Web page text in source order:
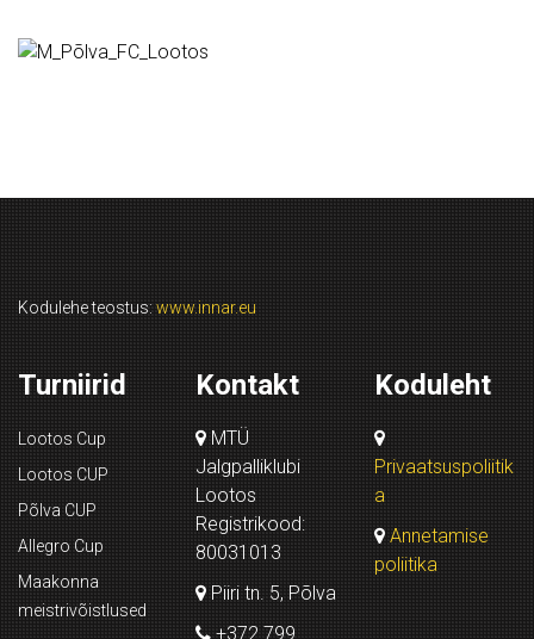
Kodulehe teostus: www.innar.eu
Turniirid
Lootos Cup
Lootos CUP
Põlva CUP
Allegro Cup
Maakonna
meistrivõistlused
Kontakt
MTÜ
Jalgpalliklubi
Lootos
Registrikood:
80031013
Piiri tn. 5, Põlva
+372 799
Koduleht
Privaatsuspoliitik
a
Annetamise
poliitika